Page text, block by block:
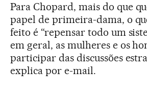
Para Chopard, mais do que
papel de primeira-dama, o
feito é “repensar todo um
em geral, as mulheres e os
participar das discussões
explica por e-mail.